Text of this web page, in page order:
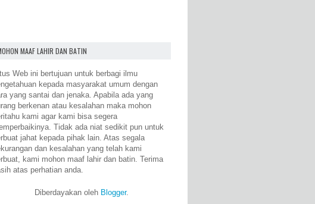
MAAF LAHIR DAN BATIN
Web ini bertujuan untuk berbagi ilmu
kepada masyarakat umum dengan
yang santai dan jenaka. Apabila ada yang
berkenan atau kesalahan maka mohon
kami agar kami bisa segera
Tidak ada niat sedikit pun untuk
jahat kepada pihak lain. Atas segala
dan kesalahan yang telah kami
kami mohon maaf lahir dan batin. Terima
atas perhatian anda.
Diberdayakan oleh Blogger.